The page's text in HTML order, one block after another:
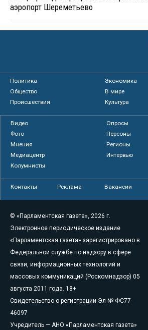
аэропорт Шереметьево
Политика
Экономика
Общество
В мире
Происшествия
Культура
Видео
Опросы
Фото
Персоны
Мнения
Регионы
Медиацентр
Интервью
Колумнисты
Контакты Реклама Вакансии
© «Парламентская газета», 2026 г.
Электронное периодическое издание
«Парламентская газета» зарегистрировано в
Федеральной службе по надзору в сфере
связи, информационных технологий и
массовых коммуникаций (Роскомнадзор) 05
августа 2011 года. 18+
Свидетельство о регистрации Эл № ФС77-
46097
Учредитель — АНО «Парламентская газета»